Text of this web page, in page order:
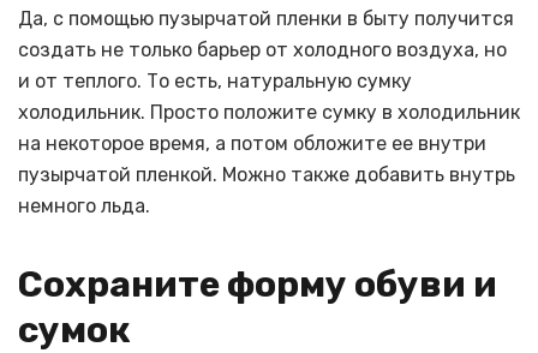
Да, с помощью пузырчатой пленки в быту получится
создать не только барьер от холодного воздуха, но
и от теплого. То есть, натуральную сумку
холодильник. Просто положите сумку в холодильник
на некоторое время, а потом обложите ее внутри
пузырчатой пленкой. Можно также добавить внутрь
немного льда.
Сохраните форму обуви и
сумок